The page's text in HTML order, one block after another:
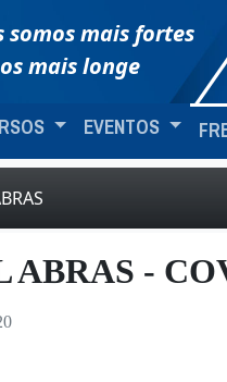
somos mais fortes
mais longe
EVENTOS
ABRAS -